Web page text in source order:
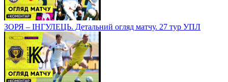
ЗОРЯ – ІНГУЛЕЦЬ. Детальний огляд матчу. 27 тур УПЛ